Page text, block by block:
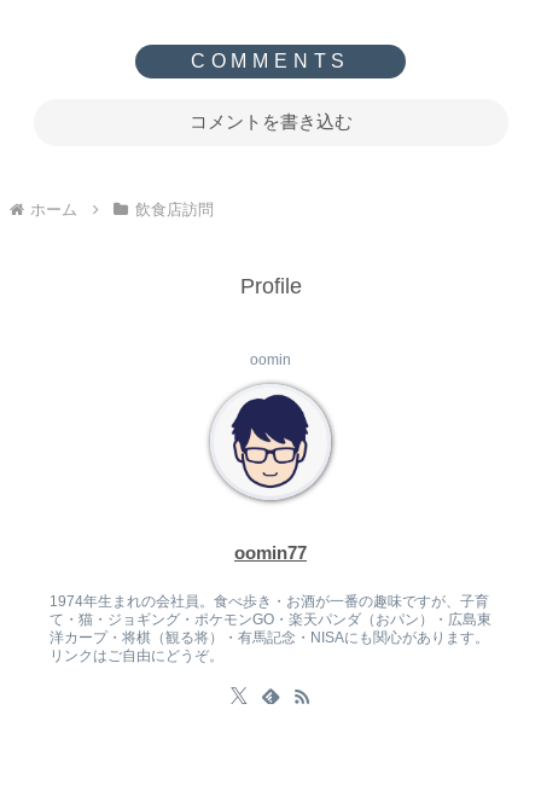
コメントを書き込む
ホーム 飲食店訪問
Profile
oomin
oomin77
1974年生まれの会社員。食べ歩き・お酒が一番の趣味ですが、子育
て・猫・ジョギング・ポケモンGO・楽天パンダ（おパン）・広島東
洋カープ・将棋（観る将）・有馬記念・NISAにも関心があります。
リンクはご自由にどうぞ。